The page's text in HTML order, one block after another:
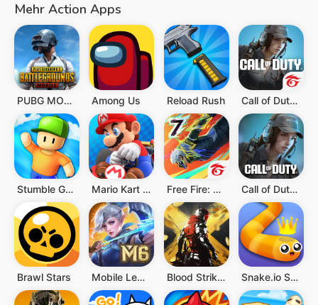
Mehr Action Apps
PUBG MOBILE Among Us Reload Rush Call of Duty®: Mobile - Garena
Stumble Guys Mario Kart Tour Free Fire: The Chaos Call of Duty: Mobile Saison 4
Brawl Stars Mobile Legends: Bang Bang Blood Strike - FPS for all Snake.io Schlangen-.io-Spiele